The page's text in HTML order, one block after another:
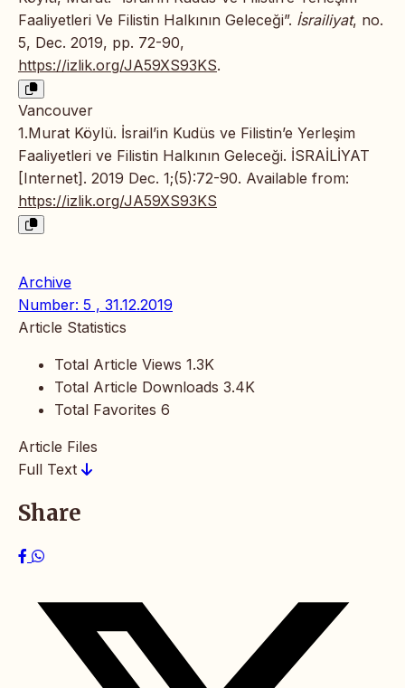
Faaliyetleri Ve Filistin Halkının Geleceği”. İsrailiyat, no.
5, Dec. 2019, pp. 72-90,
https://izlik.org/JA59XS93KS.
Vancouver
1.Murat Köylü. İsrail’in Kudüs ve Filistin’e Yerleşim
Faaliyetleri ve Filistin Halkının Geleceği. İSRAİLİYAT
[Internet]. 2019 Dec. 1;(5):72-90. Available from:
https://izlik.org/JA59XS93KS
Archive
Number: 5 , 31.12.2019
Article Statistics
Total Article Views 1.3K
Total Article Downloads 3.4K
Total Favorites 6
Article Files
Full Text
Share